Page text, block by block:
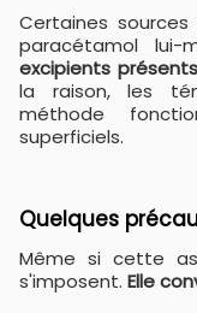
Certaines
paracétamol lui-
excipients
la raison, les
méthode
superficiels.
Quelques
Même si cette astuce est simple, quelques règles
s'imposent. Elle